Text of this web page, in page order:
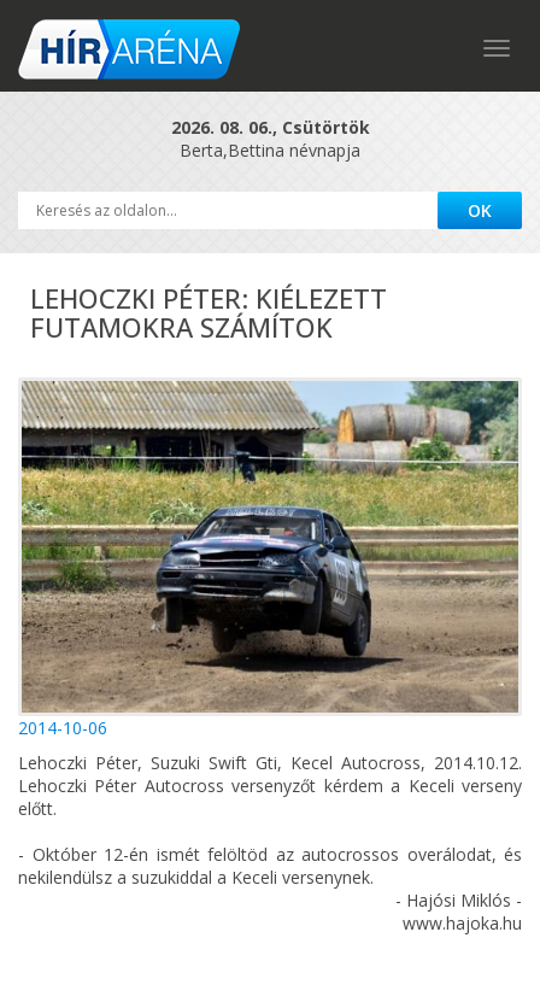
2026. 08. 06., Csütörtök
Berta,Bettina névnapja
LEHOCZKI PÉTER: KIÉLEZETT
FUTAMOKRA SZÁMÍTOK
2014-10-06
Lehoczki Péter, Suzuki Swift Gti, Kecel Autocross, 2014.10.12.
Lehoczki Péter Autocross versenyzőt kérdem a Keceli verseny
előtt.
- Október 12-én ismét felöltöd az autocrossos overálodat, és
nekilendülsz a suzukiddal a Keceli versenynek.
- Hajósi Miklós -
www.hajoka.hu